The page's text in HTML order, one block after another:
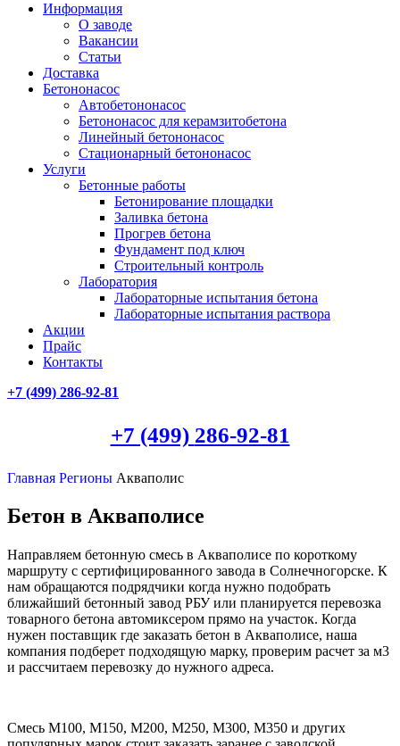
Информация
О заводе
Вакансии
Статьи
Доставка
Бетононасос
Автобетононасос
Бетононасос для керамзитобетона
Линейный бетононасос
Стационарный бетононасос
Услуги
Бетонные работы
Бетонирование площадки
Заливка бетона
Прогрев бетона
Фундамент под ключ
Строительный контроль
Лаборатория
Лабораторные испытания бетона
Лабораторные испытания раствора
Акции
Прайс
Контакты
+7 (499) 286-92-81
+7 (499) 286-92-81
Главная Регионы Акваполис
Бетон в Акваполисе
Направляем бетонную смесь в Акваполисе по короткому
маршруту с сертифицированного завода в Солнечногорске. К
нам обращаются подрядчики когда нужно подобрать
ближайший бетонный завод РБУ или планируется перевозка
товарного бетона автомиксером прямо на участок. Когда
нужен поставщик где заказать бетон в Акваполисе, наша
компания подберет подходящую марку, проверим расчет за м3
и рассчитаем перевозку до нужного адреса.
Смесь М100, М150, М200, М250, М300, М350 и других